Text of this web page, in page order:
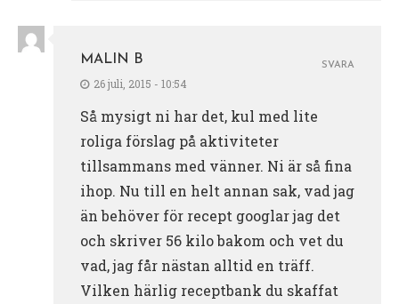
MALIN B
26 juli, 2015 - 10:54
Så mysigt ni har det, kul med lite
roliga förslag på aktiviteter
tillsammans med vänner. Ni är så fina
ihop. Nu till en helt annan sak, vad jag
än behöver för recept googlar jag det
och skriver 56 kilo bakom och vet du
vad, jag får nästan alltid en träff.
Vilken härlig receptbank du skaffat
SVARA